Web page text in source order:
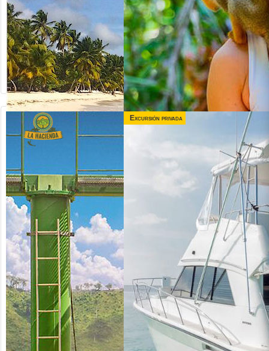
desde US$
desde US$
130.00
MONKEYLAND +
BUGGY
Republica Dominicana
Excursión privada